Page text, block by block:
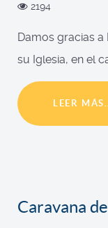
2194
Damos gracias
su Iglesia, en el
LEER
Caravana